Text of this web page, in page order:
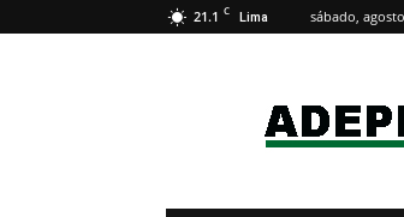
21.1 C Lima sábado,